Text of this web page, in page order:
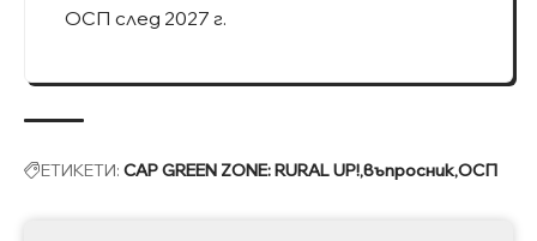
ОСП след 2027 г.
ЕТИКЕТИ: CAP GREEN ZONE: RURAL UP!въпросникОСП